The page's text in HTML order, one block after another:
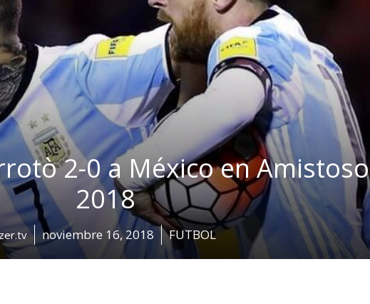
2-0 a México en Amistoso
2018
noviembre 16, 2018 FUTBOL